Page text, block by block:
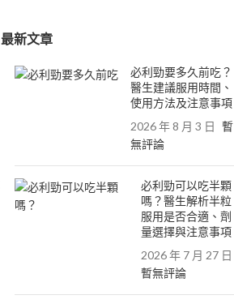
最新文章
必利勁要多久前吃？
醫生建議服用時間、
使用方法及注意事項
2026 年 8 月 3 日 暫
無評論
必利勁可以吃半顆
嗎？醫生解析半粒
服用是否合適、劑
量選擇與注意事項
2026 年 7 月 27 日
暫無評論